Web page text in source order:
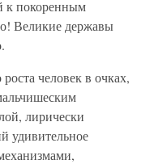
к покоренным
Великие державы
человек в очках,
лирически
удивительное